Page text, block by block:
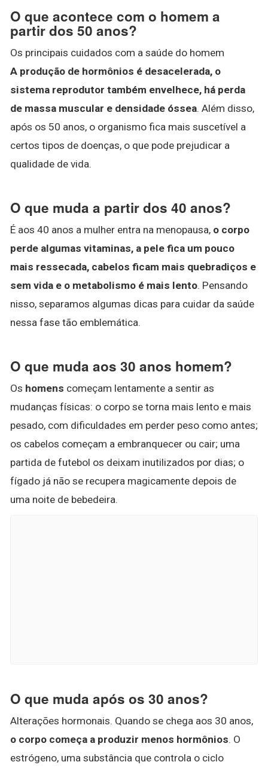
O que acontece com o homem a
partir dos 50 anos?
Os principais cuidados com a saúde do homem
A produção de hormônios é desacelerada, o
sistema reprodutor também envelhece, há perda
de massa muscular e densidade óssea. Além disso,
após os 50 anos, o organismo fica mais suscetível a
certos tipos de doenças, o que pode prejudicar a
qualidade de vida.
O que muda a partir dos 40 anos?
É aos 40 anos a mulher entra na menopausa, o corpo
perde algumas vitaminas, a pele fica um pouco
mais ressecada, cabelos ficam mais quebradiços e
sem vida e o metabolismo é mais lento. Pensando
nisso, separamos algumas dicas para cuidar da saúde
nessa fase tão emblemática.
O que muda aos 30 anos homem?
Os homens começam lentamente a sentir as
mudanças físicas: o corpo se torna mais lento e mais
pesado, com dificuldades em perder peso como antes;
os cabelos começam a embranquecer ou cair; uma
partida de futebol os deixam inutilizados por dias; o
fígado já não se recupera magicamente depois de
uma noite de bebedeira.
O que muda após os 30 anos?
Alterações hormonais. Quando se chega aos 30 anos,
o corpo começa a produzir menos hormônios. O
estrógeno, uma substância que controla o ciclo